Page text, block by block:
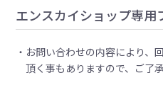
エンスカイショップ専用
お問い合わせの内容により、
頂く事もありますので、ご了